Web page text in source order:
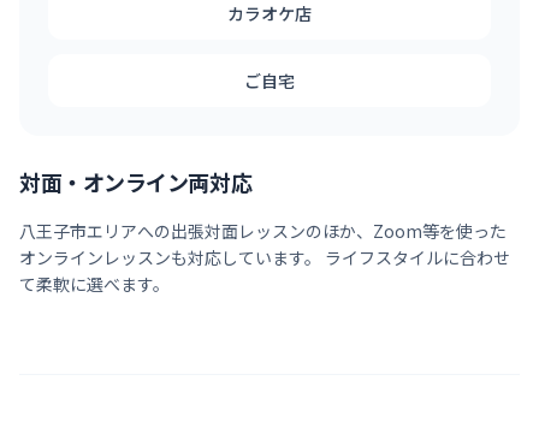
カラオケ店
ご自宅
対面・オンライン両対応
八王子市エリアへの出張対面レッスンのほか、Zoom等を使った
オンラインレッスンも対応しています。 ライフスタイルに合わせ
て柔軟に選べます。